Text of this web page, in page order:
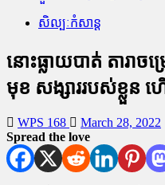
សិល្បៈកំសាន្ត
នោះធ្លាយបាត់ តារាច
មុខ សង្សាររបស់ខ្លួន ហ
WPS 168
March 28, 2022
Spread the love